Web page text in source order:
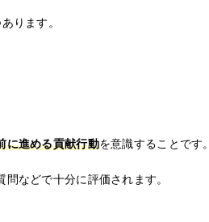
ります。
に進める貢献行動を意識することです。
などで十分に評価されます。